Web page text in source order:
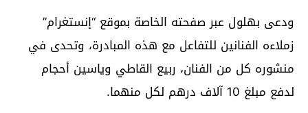
ودعى بهلول عبر صفحته الخاصة بموقع “إنستغرام”
زملاءه الفنانين للتفاعل مع هذه المبادرة، وتحدى في
منشوره كل من الفنان، ربيع القاطي وياسين أحجام
لدفع مبلغ 10 آلاف درهم لكل منهما.